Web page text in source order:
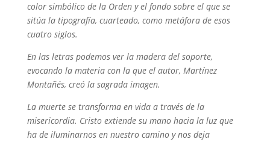
color simbólico de la Orden y el fondo sobre el que se
sitúa la tipografía, cuarteado, como metáfora de esos
cuatro siglos.
En las letras podemos ver la madera del soporte,
evocando la materia con la que el autor, Martínez
Montañés, creó la sagrada imagen.
La muerte se transforma en vida a través de la
misericordia. Cristo extiende su mano hacia la luz que
ha de iluminarnos en nuestro camino y nos deja